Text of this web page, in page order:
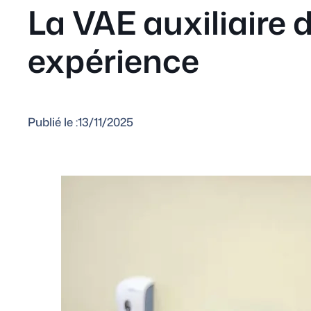
La VAE auxiliaire
expérience
Publié le :13/11/2025